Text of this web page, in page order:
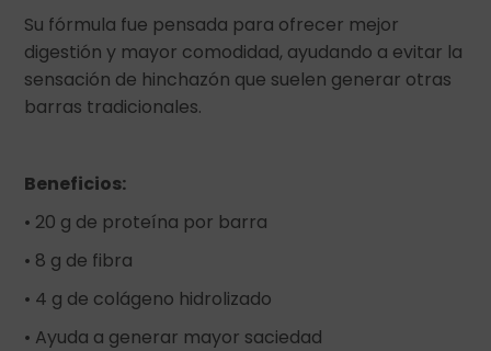
Su fórmula fue pensada para ofrecer mejor
digestión y mayor comodidad, ayudando a evitar la
sensación de hinchazón que suelen generar otras
barras tradicionales.
Beneficios:
• 20 g de proteína por barra
• 8 g de fibra
• 4 g de colágeno hidrolizado
• Ayuda a generar mayor saciedad